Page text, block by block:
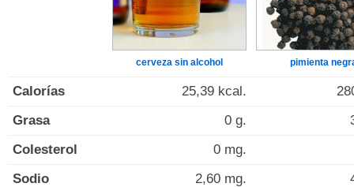
cerveza sin alcohol pimienta
Calorías 25,39 kcal.
Grasa
0 g.
Colesterol
0 mg.
Sodio
2,60 mg.